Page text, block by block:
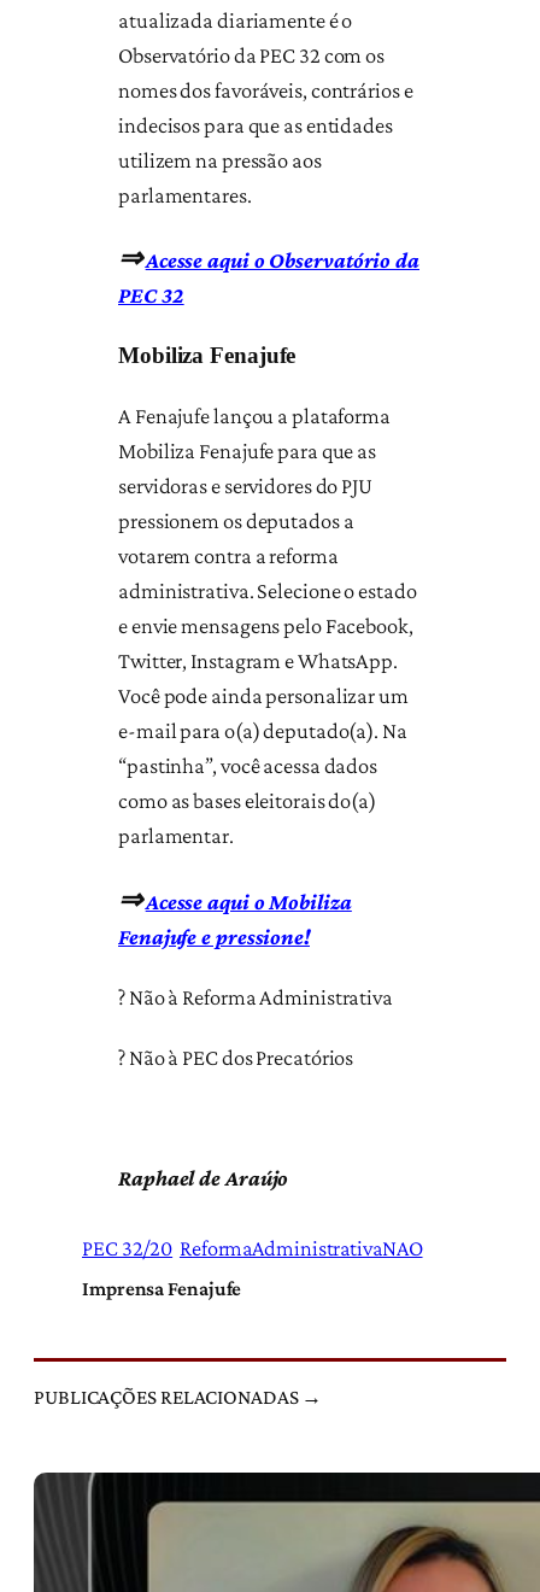
atualizada diariamente é o
Observatório da PEC 32 com os
nomes dos favoráveis, contrários e
indecisos para que as entidades
utilizem na pressão aos
parlamentares.
⇒Acesse aqui o Observatório da
PEC 32
Mobiliza Fenajufe
A Fenajufe lançou a plataforma
Mobiliza Fenajufe para que as
servidoras e servidores do PJU
pressionem os deputados a
votarem contra a reforma
administrativa. Selecione o estado
e envie mensagens pelo Facebook,
Twitter, Instagram e WhatsApp.
Você pode ainda personalizar um
e-mail para o(a) deputado(a). Na
“pastinha”, você acessa dados
como as bases eleitorais do(a)
parlamentar.
⇒Acesse aqui o Mobiliza
Fenajufe e pressione!
? Não à Reforma Administrativa
? Não à PEC dos Precatórios
Raphael de Araújo
PEC 32/20 ReformaAdministrativaNAO
Imprensa Fenajufe
PUBLICAÇÕES RELACIONADAS →